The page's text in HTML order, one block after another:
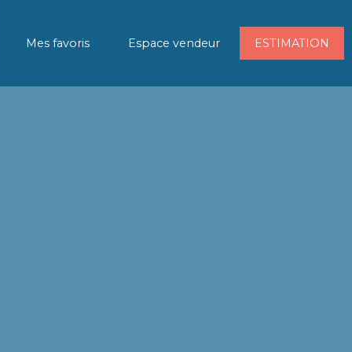
Mes favoris Espace vendeur ESTIMATION